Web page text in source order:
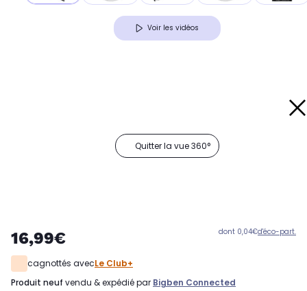
Voir les vidéos
Quitter la vue 360°
16,99€ dont 0,04€d'éco-part.
cagnottés avecLe Club+
produit neuf vendu & expédié par Bigben Connected